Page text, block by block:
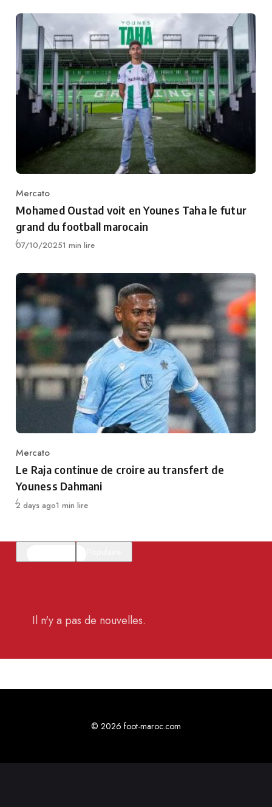
Category
Mercato
Mohamed Oustad voit en Younes Taha le futur
grand du football marocain
Publié
07/10/20251 min lire
Category
Mercato
Le Raja continue de croire au transfert de
Youness Dahmani
Publié
2 days ago1 min lire
Il n'y a pas de nouvelles.
© 2026 foot-maroc.com